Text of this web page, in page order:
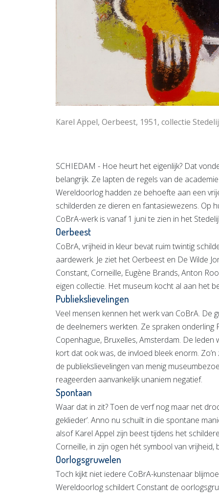
Karel Appel, Oerbeest, 1951, collectie
SCHIEDAM - Hoe heurt het eigenlijk? Dat
belangrijk. Ze lapten de regels van de
Wereldoorlog hadden ze behoefte aan een
schilderden ze dieren en fantasiewezens. Op
CoBrA-werk is vanaf 1 juni te zien in het
Oerbeest
CoBrA, vrijheid in kleur bevat ruim twintig
aardewerk. Je ziet het Oerbeest en De Wilde
Constant, Corneille, Eugène Brands, Anton
eigen collectie. Het museum kocht al aan het
Publiekslievelingen
Veel mensen kennen het werk van CoBrA.
de deelnemers werkten. Ze spraken
Copenhague, Bruxelles, Amsterdam. De
kort dat ook was, de invloed bleek enorm.
de publiekslievelingen van menig
reageerden aanvankelijk unaniem negatief.
Spontaan
Waar dat in zit? Toen de verf nog maar net
geklieder’. Anno nu schuilt in die spontane
alsof Karel Appel zijn beest tijdens het
Corneille, in zijn ogen hét symbool van vrijheid,
Oorlogsgruwelen
Toch kijkt niet iedere CoBrA-kunstenaar
Wereldoorlog schildert Constant de